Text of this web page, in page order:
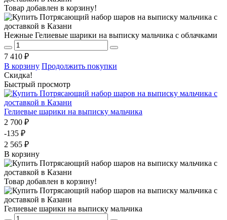
Товар добавлен в корзину!
Нежные Гелиевые шарики на выписку мальчика с облачками
7 410 ₽
В корзину Продолжить покупки
Скидка!
Быстрый просмотр
Гелиевые шарики на выписку мальчика
2 700 ₽
-135 ₽
2 565 ₽
В корзину
Товар добавлен в корзину!
Гелиевые шарики на выписку мальчика